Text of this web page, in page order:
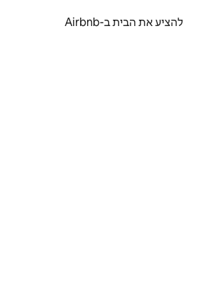
להציע את הבית ב-Airbnb